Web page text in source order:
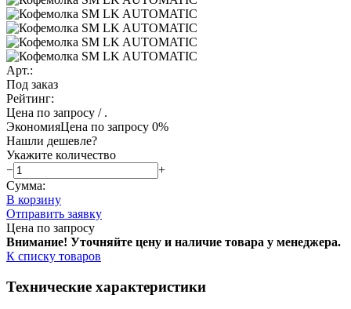
Арт.:
Под заказ
Рейтинг:
Цена по запросу / .
ЭкономияЦена по запросу 0%
Нашли дешевле?
Укажите количество
−
+
Сумма:
В корзину
Отправить заявку
Цена по запросу
Внимание! Уточняйте цену и наличие товара у менеджера.
К списку товаров
Технические характеристики